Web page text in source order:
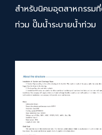
สำหรับนิคมอุตสาหกรรม
ท่วม ปั๊มน้ำระบายน้ำท่วม